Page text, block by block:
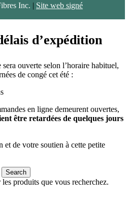
Inc. | Site web signé
d’expédition
ouverte selon l’horaire habituel,
de congé cet été :
en ligne demeurent ouvertes,
être retardées de quelques jours
de votre soutien à cette petite
Search
produits que vous recherchez.